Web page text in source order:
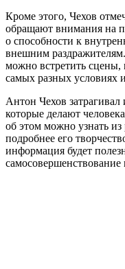
Кроме этого, Чехов
обращают внимания на
о способности к
внешним
можно встретить сцены,
самых разных условиях
Антон Чехов затрагивал
которые делают
об этом можно узнать
подробнее его
информация будет